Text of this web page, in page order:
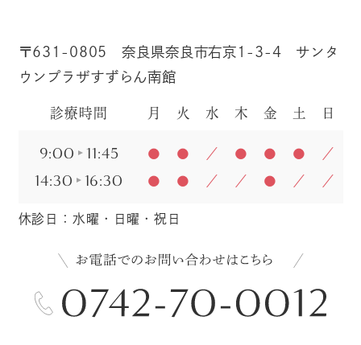
〒631-0805 奈良県奈良市右京1-3-4 サンタ
ウンプラザすずらん南館
診療時間 月 火 水 木 金 土 日
9:00 11:45 ● ● ／ ● ● ● ／
14:30 16:30 ● ● ／ ／ ● ／ ／
休診日：水曜・日曜・祝日